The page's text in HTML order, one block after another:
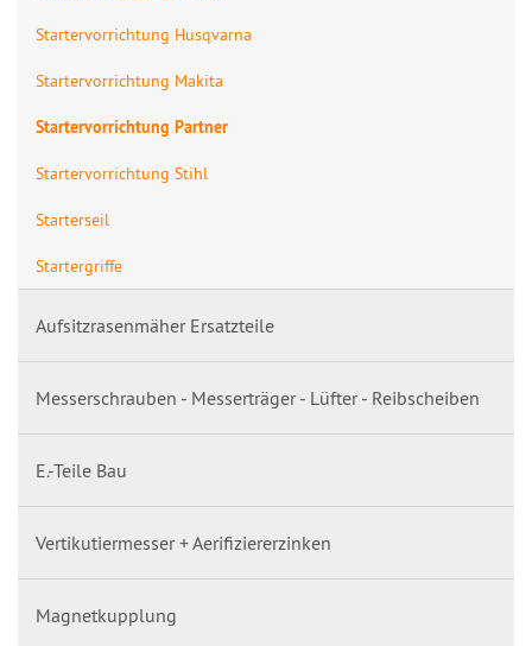
Startervorrichtung Husqvarna
Startervorrichtung Makita
Startervorrichtung Partner
Startervorrichtung Stihl
Starterseil
Startergriffe
Aufsitzrasenmäher Ersatzteile
Messerschrauben - Messerträger - Lüfter - Reibscheiben
E.-Teile Bau
Vertikutiermesser + Aerifiziererzinken
Magnetkupplung